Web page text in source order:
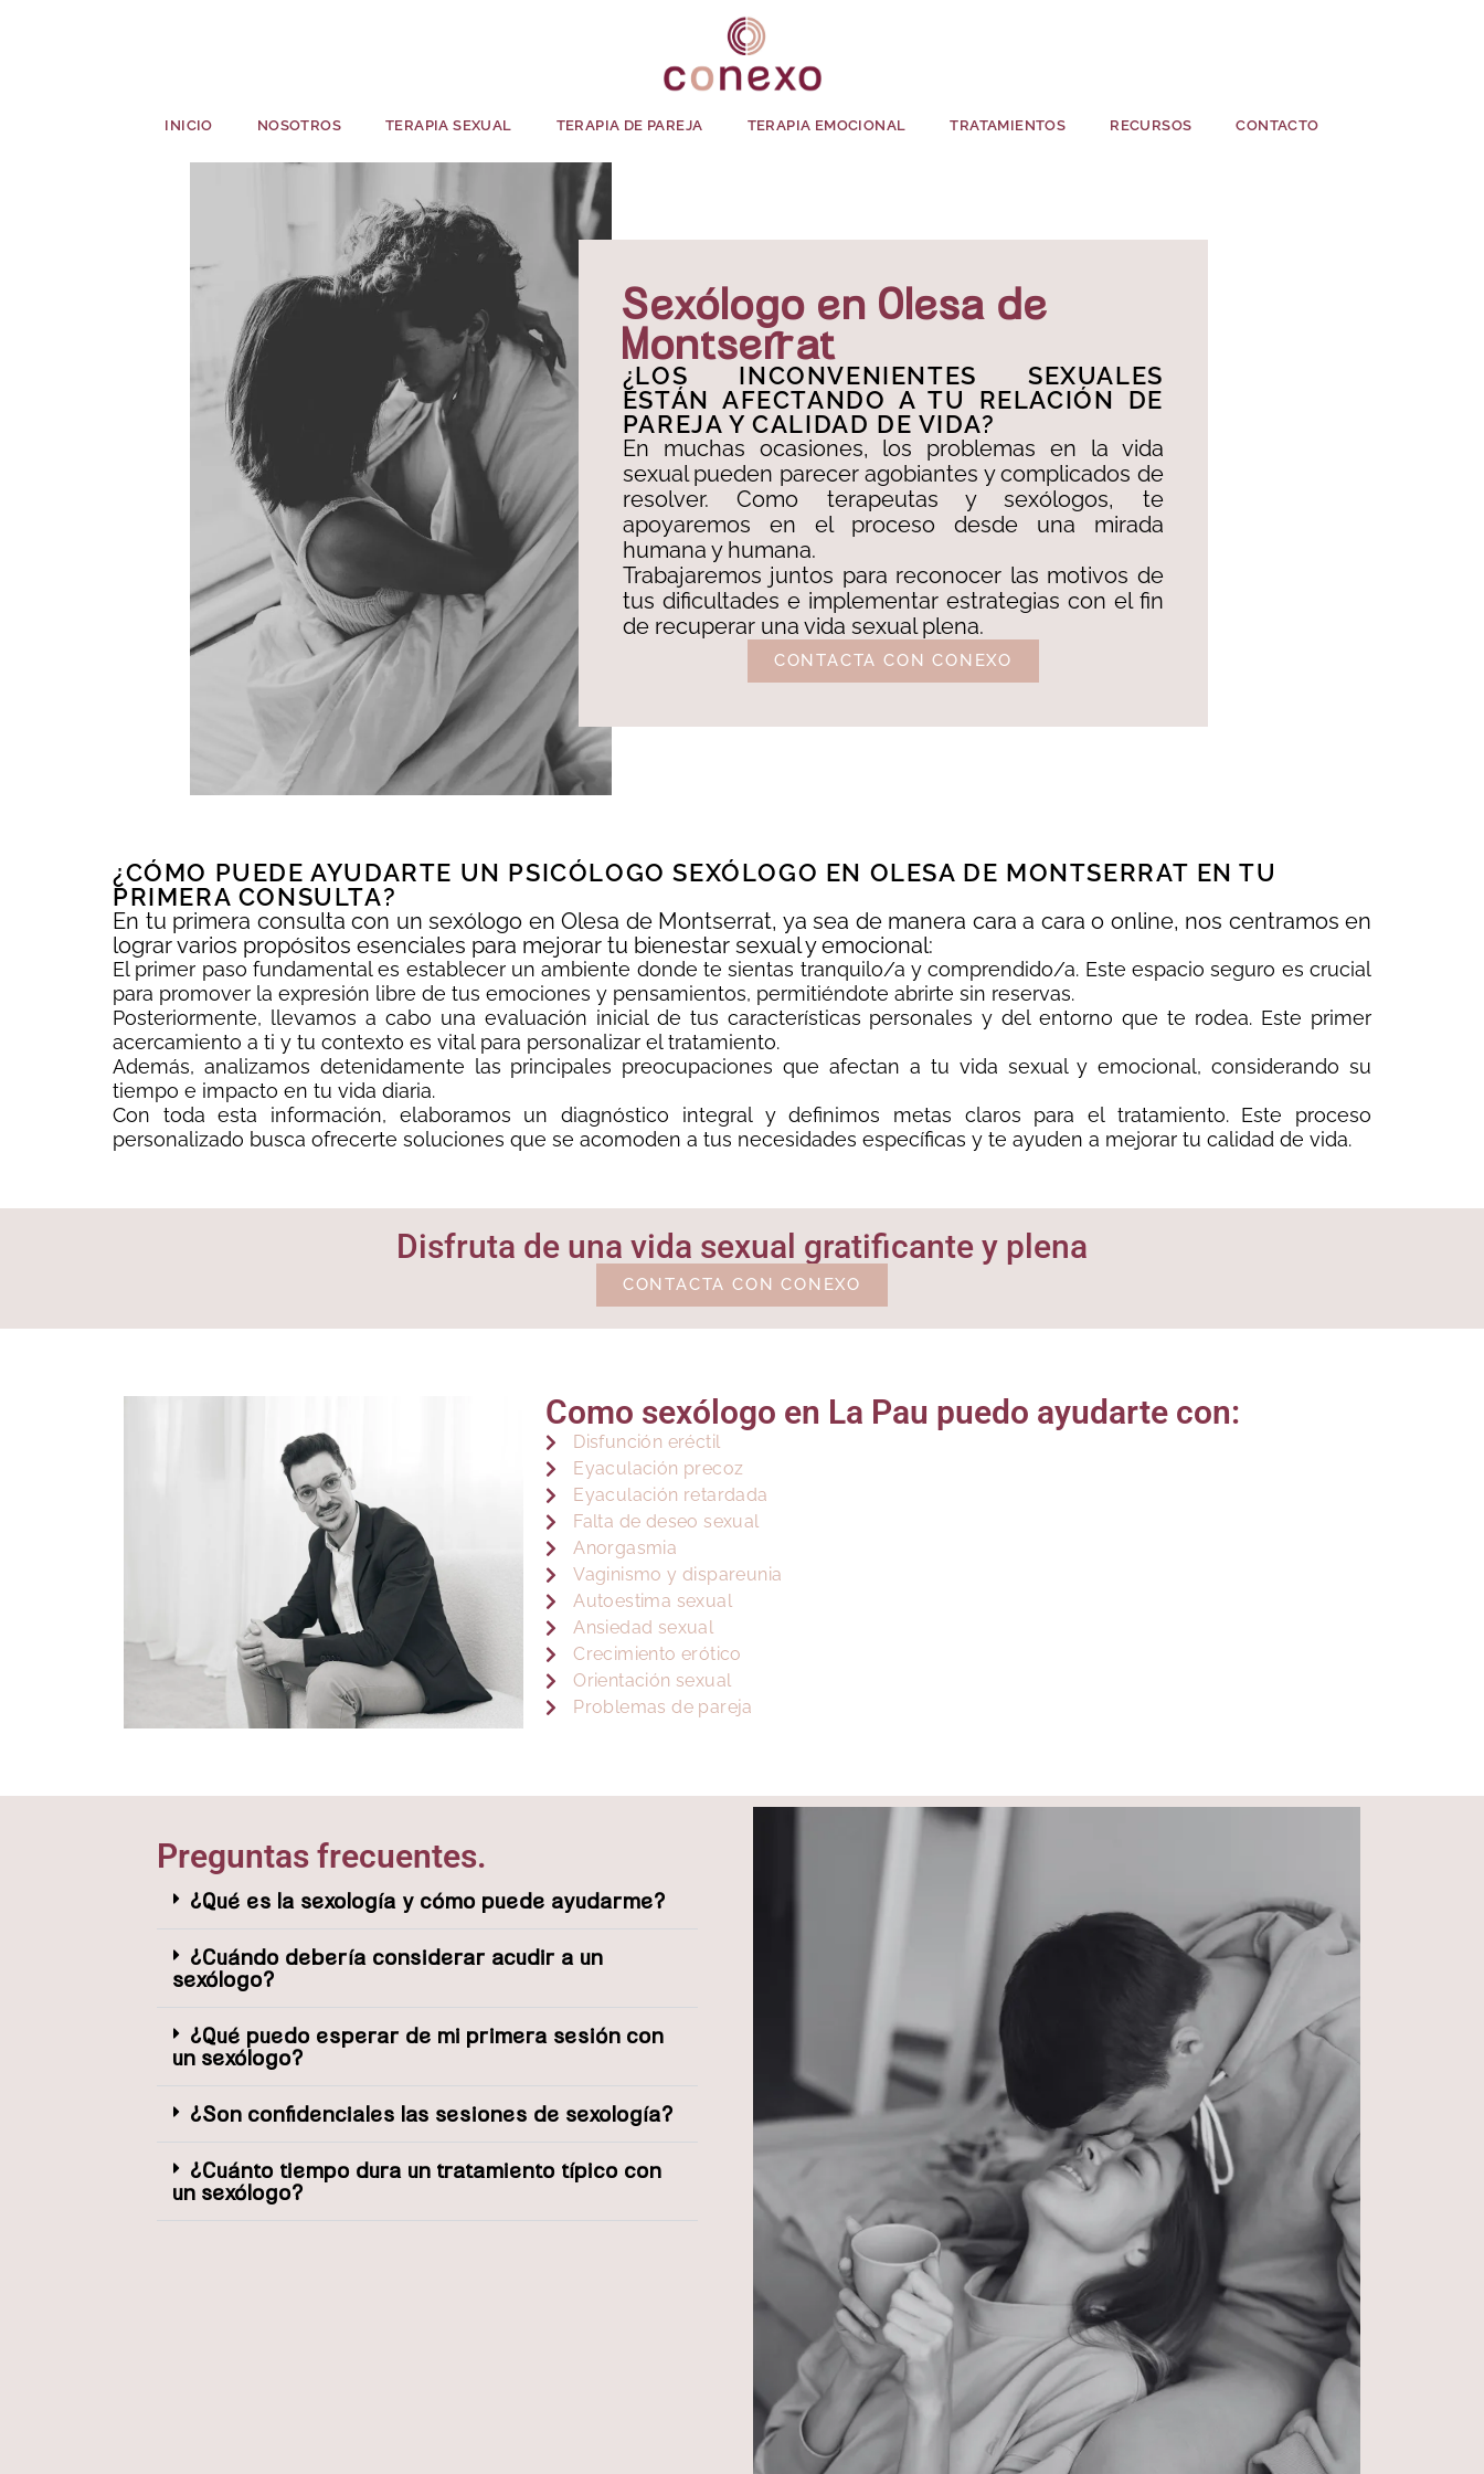
INICIO NOSOTROS TERAPIA SEXUAL TERAPIA DE PAREJA TERAPIA EMOCIONAL TRATAMIENTOS RECURSOS CONTACTO
Sexólogo en Olesa de
Montserrat
¿LOS INCONVENIENTES SEXUALES
ESTÁN AFECTANDO A TU RELACIÓN DE
PAREJA Y CALIDAD DE VIDA?
En muchas ocasiones, los problemas en la vida
sexual pueden parecer agobiantes y complicados de
resolver. Como terapeutas y sexólogos, te
apoyaremos en el proceso desde una mirada
humana y humana.
Trabajaremos juntos para reconocer las motivos de
tus dificultades e implementar estrategias con el fin
de recuperar una vida sexual plena.
CONTACTA CON CONEXO
¿CÓMO PUEDE AYUDARTE UN PSICÓLOGO SEXÓLOGO EN OLESA DE MONTSERRAT EN TU
PRIMERA CONSULTA?
En tu primera consulta con un sexólogo en Olesa de Montserrat, ya sea de manera cara a cara o online, nos centramos en
lograr varios propósitos esenciales para mejorar tu bienestar sexual y emocional:
El primer paso fundamental es establecer un ambiente donde te sientas tranquilo/a y comprendido/a. Este espacio seguro es crucial
para promover la expresión libre de tus emociones y pensamientos, permitiéndote abrirte sin reservas.
Posteriormente, llevamos a cabo una evaluación inicial de tus características personales y del entorno que te rodea. Este primer
acercamiento a ti y tu contexto es vital para personalizar el tratamiento.
Además, analizamos detenidamente las principales preocupaciones que afectan a tu vida sexual y emocional, considerando su
tiempo e impacto en tu vida diaria.
Con toda esta información, elaboramos un diagnóstico integral y definimos metas claros para el tratamiento. Este proceso
personalizado busca ofrecerte soluciones que se acomoden a tus necesidades específicas y te ayuden a mejorar tu calidad de vida.
Disfruta de una vida sexual gratificante y plena
CONTACTA CON CONEXO
Como sexólogo en La Pau puedo ayudarte con:
Disfunción eréctil
Eyaculación precoz
Eyaculación retardada
Falta de deseo sexual
Anorgasmia
Vaginismo y dispareunia
Autoestima sexual
Ansiedad sexual
Crecimiento erótico
Orientación sexual
Problemas de pareja
Preguntas frecuentes.
¿Qué es la sexología y cómo puede ayudarme?
¿Cuándo debería considerar acudir a un
sexólogo?
¿Qué puedo esperar de mi primera sesión con
un sexólogo?
¿Son confidenciales las sesiones de sexología?
¿Cuánto tiempo dura un tratamiento típico con
un sexólogo?